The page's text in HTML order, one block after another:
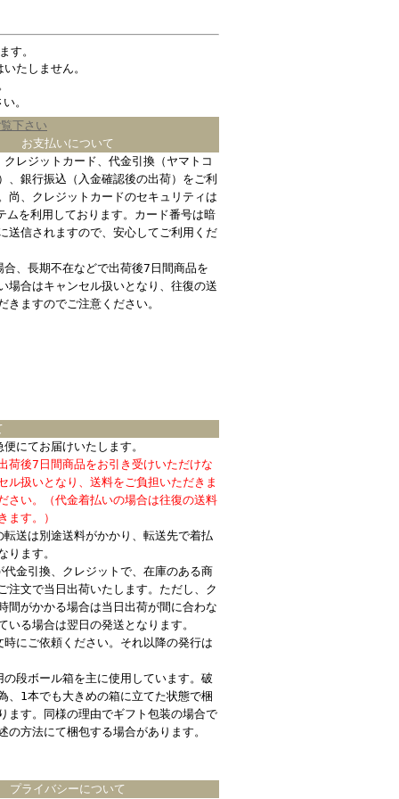
す。
たしません。
。
下さい
お支払いについて
レジットカード、代金引換（ヤマトコ
、銀行振込（入金確認後の出荷）をご利
尚、クレジットカードのセキュリティは
ムを利用しております。カード番号は暗
送信されますので、安心してご利用くだ
、長期不在などで出荷後7日間商品を
場合はキャンセル扱いとなり、往復の送
きますのでご注意ください。
にてお届けいたします。
荷後7日間商品をお引き受けいただけな
ル扱いとなり、送料をご負担いただきま
さい。（代金着払いの場合は往復の送料
ます。）
送は別途送料がかかり、転送先で着払
ります。
金引換、クレジットで、在庫のある商
注文で当日出荷いたします。ただし、ク
間がかかる場合は当日出荷が間に合わな
いる場合は翌日の発送となります。
にご依頼ください。それ以降の発行は
段ボール箱を主に使用しています。破
、1本でも大きめの箱に立てた状態で梱
ます。同様の理由でギフト包装の場合で
の方法にて梱包する場合があります。
プライバシーについて